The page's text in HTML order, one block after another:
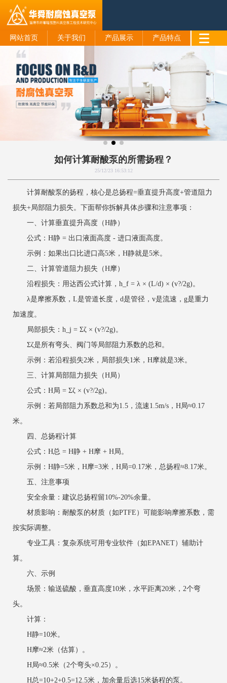
网站首页 关于我们 产品展示 产品特点
如何计算耐酸泵的所需扬程？
25/12/23 16:53:12
计算耐酸泵的扬程，核心是总扬程=垂直提升高度+管道阻力
损失+局部阻力损失。下面帮你拆解具体步骤和注意事项：
一、计算垂直提升高度（H静）
公式：H静 = 出口液面高度 - 进口液面高度。
示例：如果出口比进口高5米，H静就是5米。
二、计算管道阻力损失（H摩）
沿程损失：用达西公式计算，h_f = λ × (L/d) × (v?/2g)。
λ是摩擦系数，L是管道长度，d是管径，v是流速，g是重力
加速度。
局部损失：h_j = Σζ × (v?/2g)。
Σζ是所有弯头、阀门等局部阻力系数的总和。
示例：若沿程损失2米，局部损失1米，H摩就是3米。
三、计算局部阻力损失（H局）
公式：H局 = Σζ × (v?/2g)。
示例：若局部阻力系数总和为1.5，流速1.5m/s，H局≈0.17
米。
四、总扬程计算
公式：H总 = H静 + H摩 + H局。
示例：H静=5米，H摩=3米，H局=0.17米，总扬程≈8.17米。
五、注意事项
安全余量：建议总扬程留10%-20%余量。
材质影响：耐酸泵的材质（如PTFE）可能影响摩擦系数，需
按实际调整。
专业工具：复杂系统可用专业软件（如EPANET）辅助计
算。
六、示例
场景：输送硫酸，垂直高度10米，水平距离20米，2个弯
头。
计算：
H静=10米。
H摩≈2米（估算）。
H局≈0.5米（2个弯头×0.25）。
H总=10+2+0.5=12.5米，加余量后选15米扬程的泵。